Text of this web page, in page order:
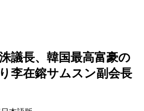
議長、韓国最高富豪の
李在鎔サムスン副会長